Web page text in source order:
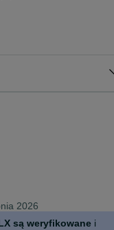
2026
są weryfikowane i